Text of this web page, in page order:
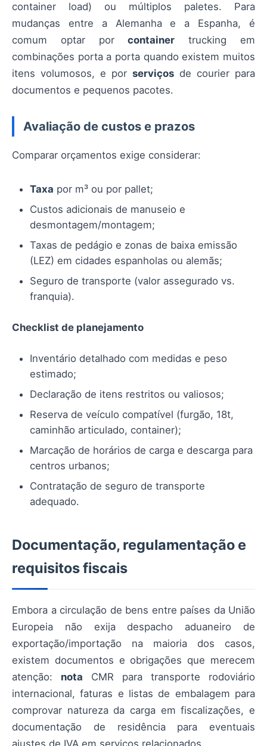
container load) ou múltiplos paletes. Para
mudanças entre a Alemanha e a Espanha, é
comum optar porcontainer trucking em
combinações porta a porta quando existem muitos
itens volumosos, e por serviços de courier para
documentos e pequenos pacotes.
Avaliação de custos e prazos
Comparar orçamentos exige considerar:
Taxa por m³ ou por pallet;
Custos adicionais de manuseio e
desmontagem/montagem;
Taxas de pedágio e zonas de baixa emissão
(LEZ) em cidades espanholas ou alemãs;
Seguro de transporte (valor assegurado vs.
franquia).
Checklist de planejamento
Inventário detalhado com medidas e peso
estimado;
Declaração de itens restritos ou valiosos;
Reserva de veículo compatível (furgão, 18t,
caminhão articulado, container);
Marcação de horários de carga e descarga para
centros urbanos;
Contratação de seguro de transporte
adequado.
Documentação, regulamentação e
requisitos fiscais
Embora a circulação de bens entre países da União
Europeia não exija despacho aduaneiro de
exportação/importação na maioria dos casos,
existem documentos e obrigações que merecem
atenção: nota CMR para transporte rodoviário
internacional, faturas e listas de embalagem para
comprovar natureza da carga em fiscalizações, e
documentação de residência para eventuais